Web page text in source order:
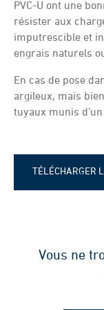
PVC-U ont une
résister aux
imputrescible et
engrais naturels
En cas de pose
argileux, mais
tuyaux munis
TÉLÉCHARGER
Vous ne